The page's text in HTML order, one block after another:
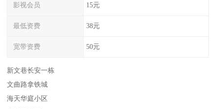
影视会员 15元
最低资费 38元
宽带资费 50元
新文巷长安一栋
文曲路拿铁城
海天华庭小区